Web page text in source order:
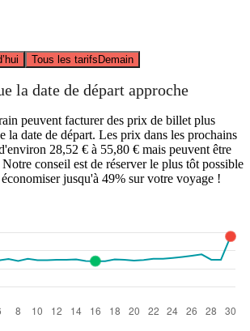
Tous les tarifsDemain
la date de départ approche
peuvent facturer des prix de billet plus
la date de départ. Les prix dans les prochains
28,52 € à 55,80 € mais peuvent être
conseil est de réserver le plus tôt possible
jusqu'à 49% sur votre voyage !